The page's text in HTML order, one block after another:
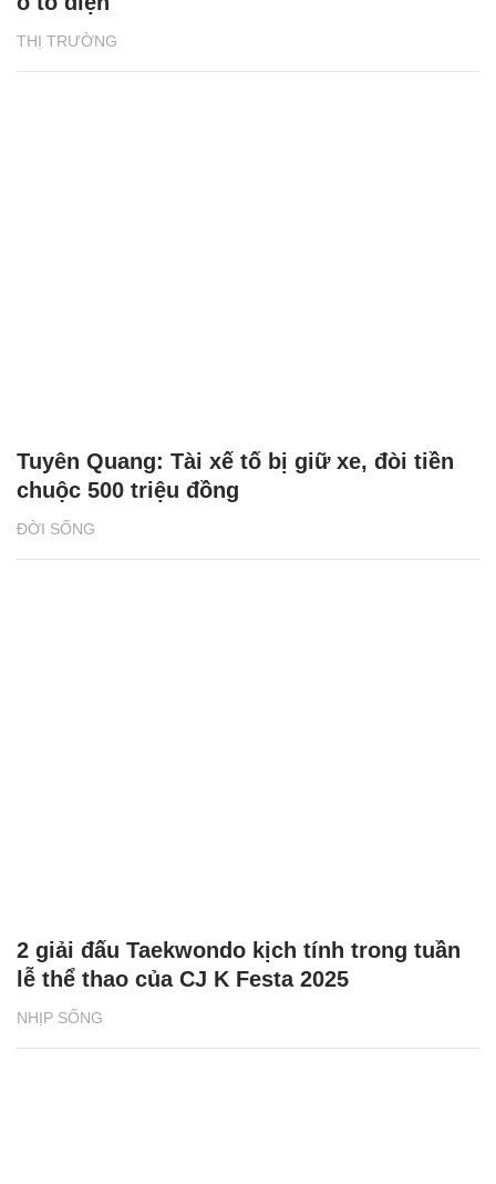
THỊ TRƯỜNG
ĐỜI SỐNG
Tuyên Quang: Tài xế tố bị giữ xe, đòi tiền
chuộc 500 triệu đồng
NHỊP SỐNG
2 giải đấu Taekwondo kịch tính trong tuần
lễ thể thao của CJ K Festa 2025